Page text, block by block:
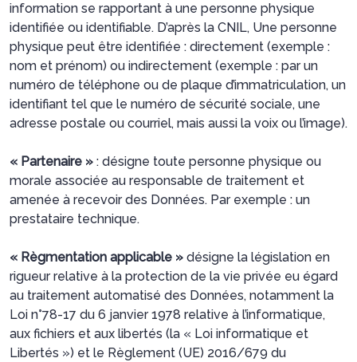
information se rapportant à une personne physique
identifiée ou identifiable. D’après la CNIL, Une personne
physique peut être identifiée : directement (exemple :
nom et prénom) ou indirectement (exemple : par un
numéro de téléphone ou de plaque d’immatriculation, un
identifiant tel que le numéro de sécurité sociale, une
adresse postale ou courriel, mais aussi la voix ou l’image).
« Partenaire » : désigne toute personne physique ou
morale associée au responsable de traitement et
amenée à recevoir des Données. Par exemple : un
prestataire technique.
« Règmentation applicable » désigne la législation en
rigueur relative à la protection de la vie privée eu égard
au traitement automatisé des Données, notamment la
Loi n°78-17 du 6 janvier 1978 relative à l’informatique,
aux fichiers et aux libertés (la « Loi informatique et
Libertés ») et le Règlement (UE) 2016/679 du